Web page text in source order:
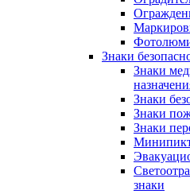
Знаки
Знаки
Знаки
Знаки
Знаки
знаки